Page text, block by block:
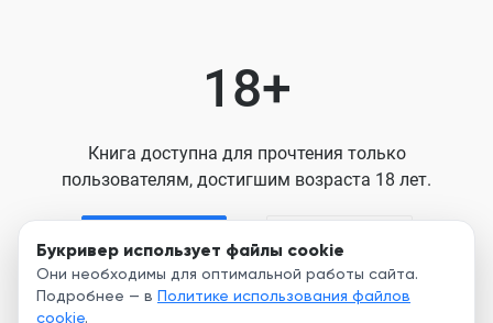
Букривер использует файлы cookie
Они необходимы для оптимальной работы сайта.
Подробнее — в Политике использования файлов
cookie.
18+
Книга доступна для прочтения только
пользователям, достигшим возраста 18 лет.
Нажимая кнопку, я принимаю условия